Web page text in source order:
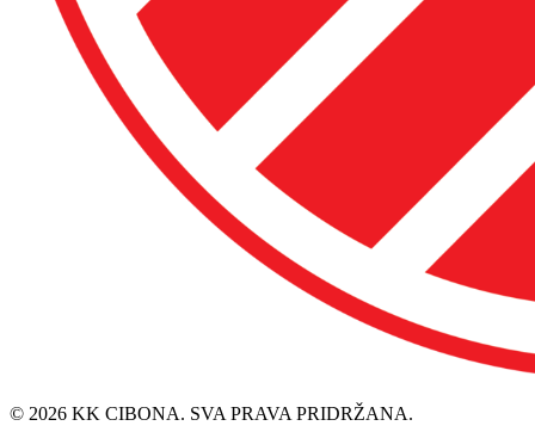
© 2026 KK CIBONA. SVA PRAVA PRIDRŽANA.